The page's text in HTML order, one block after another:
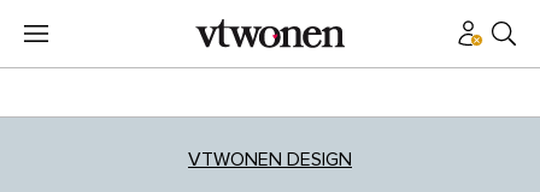
VTWONEN DESIGN